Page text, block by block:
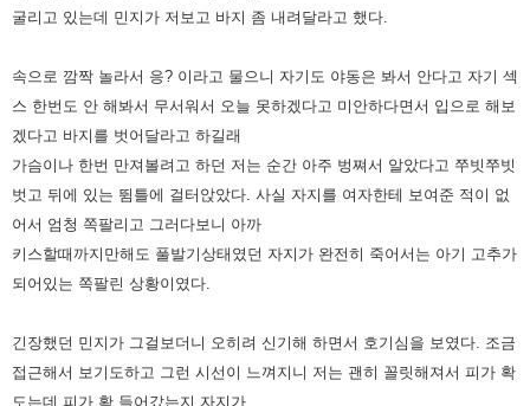
굴리고 있는데 민지가 저보고 바지 좀 내려달라고 했다.
속으로 깜짝 놀라서 응? 이라고 물으니 자기도 야동은 봐서 안다고 자기 섹
스 한번도 안 해봐서 무서워서 오늘 못하겠다고 미안하다면서 입으로 해보
겠다고 바지를 벗어달라고 하길래
가슴이나 한번 만져볼려고 하던 저는 순간 아주 벙쪄서 알았다고 쭈빗쭈빗
벗고 뒤에 있는 뜀틀에 걸터앉았다. 사실 자지를 여자한테 보여준 적이 없
어서 엄청 쪽팔리고 그러다보니 아까
키스할때까지만해도 풀발기상태였던 자지가 완전히 죽어서는 아기 고추가
되어있는 쪽팔린 상황이였다.
긴장했던 민지가 그걸보더니 오히려 신기해 하면서 호기심을 보였다. 조금
접근해서 보기도하고 그런 시선이 느껴지니 저는 괜히 꼴릿해져서 피가 확
도는데 피가 확 들어갔는지 자지가